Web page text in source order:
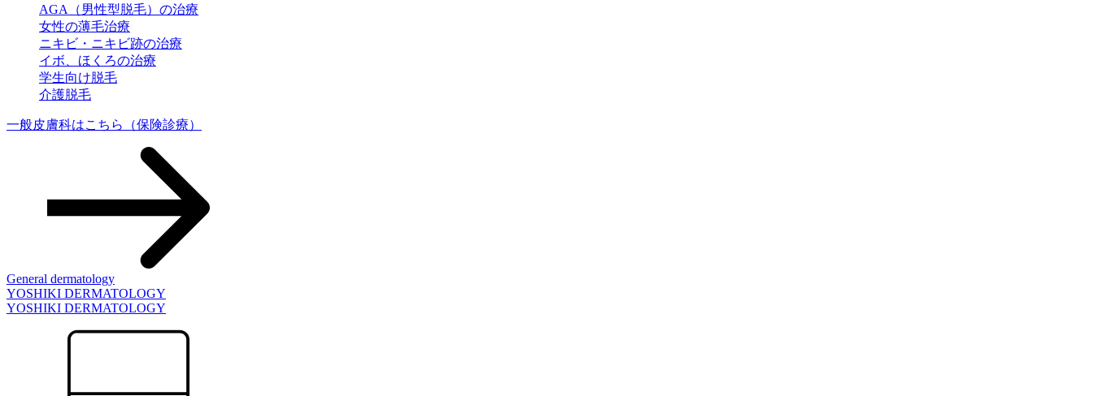
AGA（男性型脱毛）の治療
女性の薄毛治療
ニキビ・ニキビ跡の治療
イボ、ほくろの治療
学生向け脱毛
介護脱毛
一般皮膚科はこちら （保険診療）
General dermatology
YOSHIKI DERMATOLOGY
YOSHIKI DERMATOLOGY